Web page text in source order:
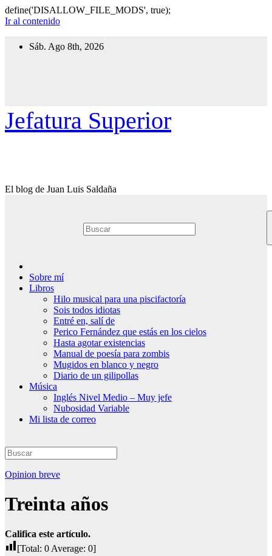
define('DISALLOW_FILE_MODS', true);
Ir al contenido
Sáb. Ago 8th, 2026
Jefatura Superior
El blog de Juan Luis Saldaña
Sobre mí
Libros
Hilo musical para una piscifactoría
Sois todos idiotas
Entré en, salí de
Perico Fernández que estás en los cielos
Hasta agotar existencias
Manual de poesía para zombis
Mugidos en blanco y negro
Diario de un gilipollas
Música
Inglés Nivel Medio – Muy jefe
Nubosidad Variable
Mi lista de correo
Opinion breve
Treinta años
Califica este artículo.
[Total: 0 Average: 0]